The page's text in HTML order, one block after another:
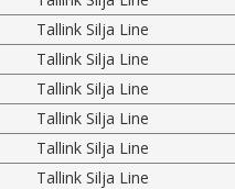
Tallink Silja Line
Tallink Silja Line
Tallink Silja Line
Tallink Silja Line
Tallink Silja Line
Tallink Silja Line